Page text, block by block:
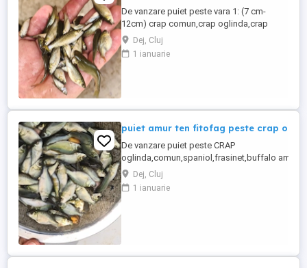
De vanzare puiet peste vara 1: (7 cm-
12cm) crap comun,crap oglinda,crap
spaniol,crap de dunare,crap buffalo,crap
frasinet,cteno
amur,fitofag,novac,sanger,somn
turzii,Mures,Aiud,Alba Iulia,Orastie,Satu ...
Dej, Cluj
1 ianuarie
puiet amur ten fitofag peste crap
De vanzare puiet peste CRAP
oglinda,comun,spaniol,frasinet,buffalo
iaz helesteu lac balta, : dimensiuni : 4-6 cm
judetul Cluj,Salaj,Bistrita,Jibou,Zalau,Baia
mare,Dej,Beclean,Gherla,Turda,Campia
Dej, Cluj
1 ianuarie